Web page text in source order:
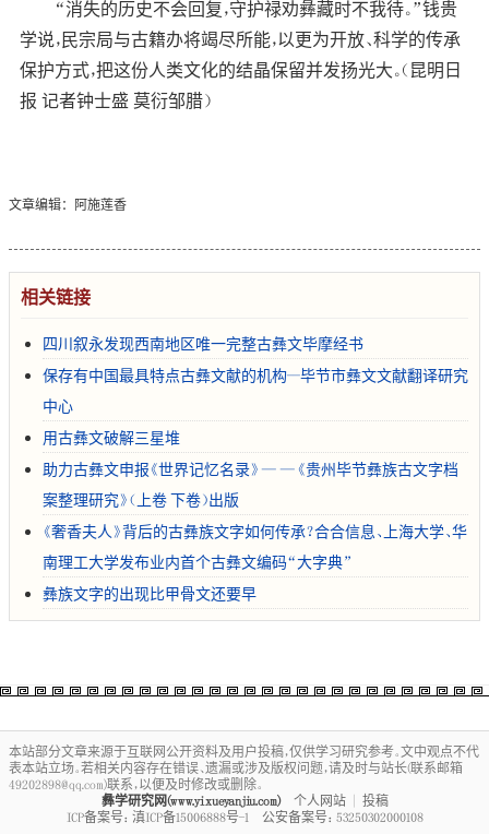
“消失的历史不会回复，守护禄劝彝藏时不我待。”钱贵
学说，民宗局与古籍办将竭尽所能，以更为开放、科学的传承
保护方式，把这份人类文化的结晶保留并发扬光大。（昆明日
报 记者钟士盛 莫衍邹腊）
文章编辑：阿施莲香
相关链接
四川叙永发现西南地区唯一完整古彝文毕摩经书
保存有中国最具特点古彝文献的机构--毕节市彝文文献翻译研究
中心
用古彝文破解三星堆
助力古彝文申报《世界记忆名录》——《贵州毕节彝族古文字档
案整理研究》（上卷 下卷）出版
《奢香夫人》背后的古彝族文字如何传承？合合信息、上海大学、华
南理工大学发布业内首个古彝文编码“大字典”
彝族文字的出现比甲骨文还要早
本站部分文章来源于互联网公开资料及用户投稿，仅供学习研究参考。文中观点不代
表本站立场。若相关内容存在错误、遗漏或涉及版权问题，请及时与站长(联系邮箱
49202898@qq.com)联系，以便及时修改或删除。
彝学研究网(www.yixueyanjiu.com)
个人网站| 投稿
ICP备案号： 滇ICP备15006888号-1 公安备案号： 53250302000108